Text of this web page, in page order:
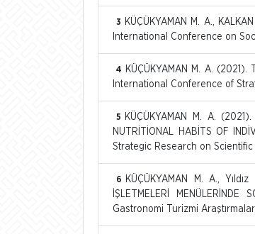
3
KÜÇÜKYAMAN M. A.,
International Conference on
4
KÜÇÜKYAMAN M. A.
International Conference of
5
KÜÇÜKYAMAN M. A.
NUTRİTİONAL HABİTS OF
Strategic Research on Scientific
6
KÜÇÜKYAMAN M. A.,
İŞLETMELERİ MENÜLERİNDE
Gastronomi Turizmi